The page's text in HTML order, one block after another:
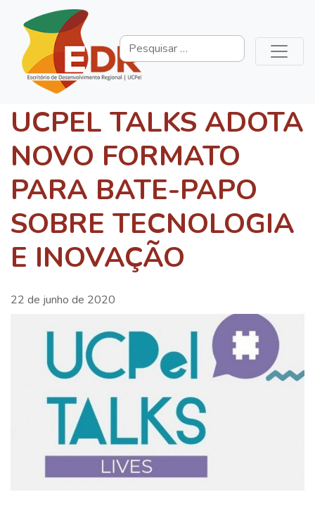
UCPEL TALKS ADOTA
NOVO FORMATO
PARA BATE-PAPO
SOBRE TECNOLOGIA
E INOVAÇÃO
22 de junho de 2020